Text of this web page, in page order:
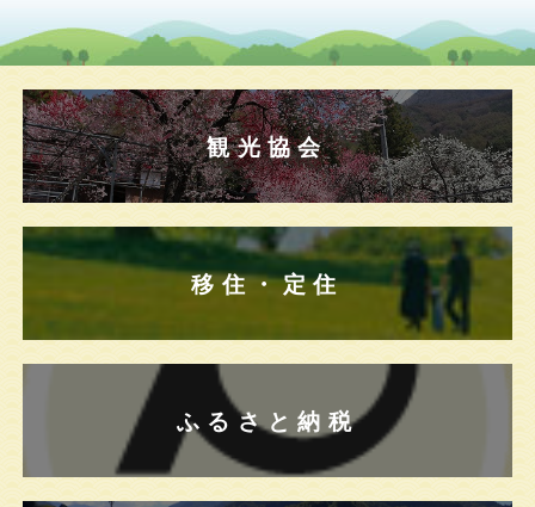
観光協会
移住・定住
ふるさと納税